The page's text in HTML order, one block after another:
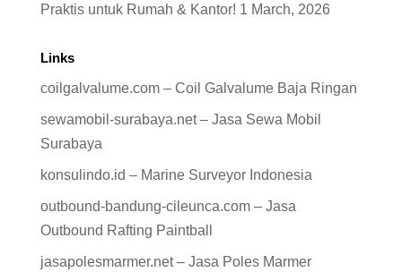
Praktis untuk Rumah & Kantor! 1 March, 2026
Links
coilgalvalume.com – Coil Galvalume Baja Ringan
sewamobil-surabaya.net – Jasa Sewa Mobil
Surabaya
konsulindo.id – Marine Surveyor Indonesia
outbound-bandung-cileunca.com – Jasa
Outbound Rafting Paintball
jasapolesmarmer.net – Jasa Poles Marmer